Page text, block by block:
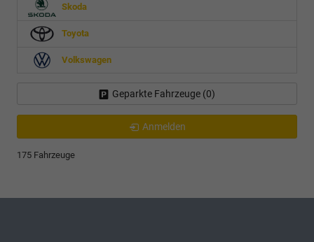
Skoda
Toyota
Volkswagen
Geparkte Fahrzeuge (0)
Anmelden
175 Fahrzeuge